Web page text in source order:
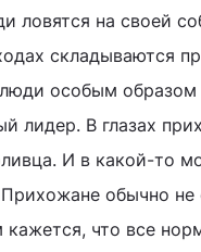
ловятся на своей
складываются
особым
лидер. В глазах
И в какой-то
обычно
что все